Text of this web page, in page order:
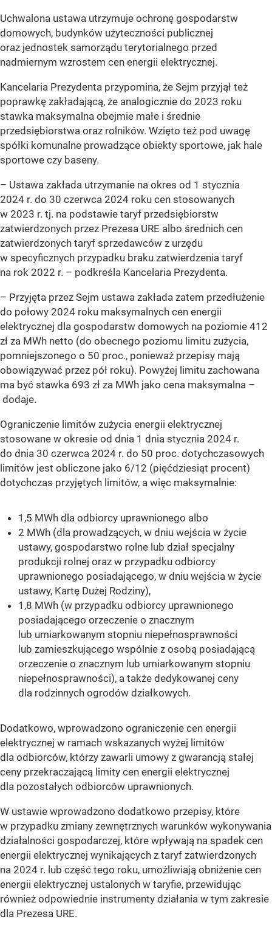
Uchwalona ustawa utrzymuje ochronę gospodarstw
domowych, budynków użyteczności publicznej
oraz jednostek samorządu terytorialnego przed
nadmiernym wzrostem cen energii elektrycznej.
Kancelaria Prezydenta przypomina, że Sejm przyjął też
poprawkę zakładającą, że analogicznie do 2023 roku
stawka maksymalna obejmie małe i średnie
przedsiębiorstwa oraz rolników. Wzięto też pod uwagę
spółki komunalne prowadzące obiekty sportowe, jak hale
sportowe czy baseny.
– Ustawa zakłada utrzymanie na okres od 1 stycznia
2024 r. do 30 czerwca 2024 roku cen stosowanych
w 2023 r. tj. na podstawie taryf przedsiębiorstw
zatwierdzonych przez Prezesa URE albo średnich cen
zatwierdzonych taryf sprzedawców z urzędu
w specyficznych przypadku braku zatwierdzenia taryf
na rok 2022 r. – podkreśla Kancelaria Prezydenta.
– Przyjęta przez Sejm ustawa zakłada zatem przedłużenie
do połowy 2024 roku maksymalnych cen energii
elektrycznej dla gospodarstw domowych na poziomie 412
zł za MWh netto (do obecnego poziomu limitu zużycia,
pomniejszonego o 50 proc., ponieważ przepisy mają
obowiązywać przez pół roku). Powyżej limitu zachowana
ma być stawka 693 zł za MWh jako cena maksymalna –
dodaje.
Ograniczenie limitów zużycia energii elektrycznej
stosowane w okresie od dnia 1 dnia stycznia 2024 r.
do dnia 30 czerwca 2024 r. do 50 proc. dotychczasowych
limitów jest obliczone jako 6/12 (pięćdziesiąt procent)
dotychczas przyjętych limitów, a więc maksymalnie:
1,5 MWh dla odbiorcy uprawnionego albo
2 MWh (dla prowadzących, w dniu wejścia w życie
ustawy, gospodarstwo rolne lub dział specjalny
produkcji rolnej oraz w przypadku odbiorcy
uprawnionego posiadającego, w dniu wejścia w życie
ustawy, Kartę Dużej Rodziny),
1,8 MWh (w przypadku odbiorcy uprawnionego
posiadającego orzeczenie o znacznym
lub umiarkowanym stopniu niepełnosprawności
lub zamieszkującego wspólnie z osobą posiadającą
orzeczenie o znacznym lub umiarkowanym stopniu
niepełnosprawności), a także dedykowanej ceny
dla rodzinnych ogrodów działkowych.
Dodatkowo, wprowadzono ograniczenie cen energii
elektrycznej w ramach wskazanych wyżej limitów
dla odbiorców, którzy zawarli umowy z gwarancją stałej
ceny przekraczającą limity cen energii elektrycznej
dla pozostałych odbiorców uprawnionych.
W ustawie wprowadzono dodatkowo przepisy, które
w przypadku zmiany zewnętrznych warunków wykonywania
działalności gospodarczej, które wpływają na spadek cen
energii elektrycznej wynikających z taryf zatwierdzonych
na 2024 r. lub część tego roku, umożliwiają obniżenie cen
energii elektrycznej ustalonych w taryfie, przewidując
również odpowiednie instrumenty działania w tym zakresie
dla Prezesa URE.